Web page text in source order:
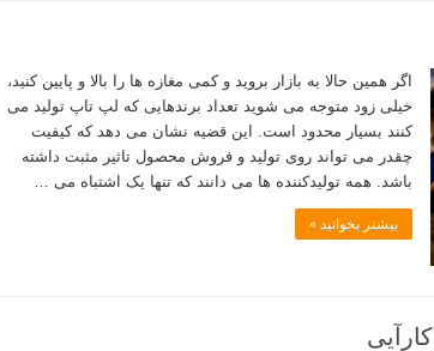
اگر همین حالا به بازار بروید و کمی مغازه ها را بالا و پایین کنید،
خیلی زود متوجه می شوید تعداد برندهایی که لپ تاپ تولید می
کنند بسیار محدود است. این قضیه نشان می دهد که کیفیت
چقدر می تواند روی تولید و فروش محصول تاثیر مثبت داشته
باشد. همه تولیدکننده ها می دانند که تنها یک اشتباه می …
بیشتر بخوانید »